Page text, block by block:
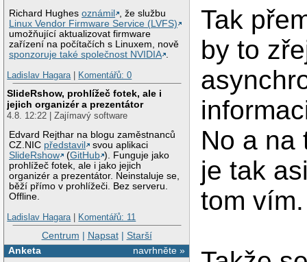
Richard Hughesoznámil
, že službu
Linux Vendor Firmware Service (LVFS)
umožňující aktualizovat firmware
zařízení na počítačích s Linuxem, nově
sponzoruje také společnost NVIDIA .
Ladislav Hagara| Komentářů: 0
SlideRshow, prohlížeč fotek, ale i
jejich organizér a prezentátor
4.8. 12:22 | Zajímavý software
Edvard Rejthar na blogu zaměstnanců
CZ.NIC představil
svou aplikaci
SlideRshow
(GitHub ). Funguje jako
prohlížeč fotek, ale i jako jejich
organizér a prezentátor. Neinstaluje se,
běží přímo v prohlížeči. Bez serveru.
Offline.
Ladislav Hagara| Komentářů: 11
Centrum | Napsat| Starší
navrhněte »
Anketa
Tak
by to
No a na
je tak
tom vím.